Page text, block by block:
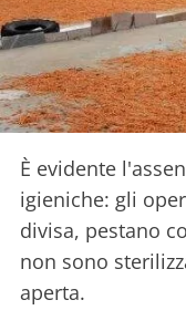
È evidente
igieniche: gli
divisa, pestano
non sono
aperta.